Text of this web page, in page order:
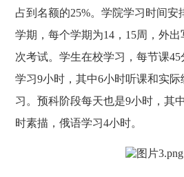
占到名额的25%。学院学习时间安
学期，每个学期为14，15周，外
次考试。学生在校学习，每节课
学习9小时，其中6小时听课和实际
习。预科阶段每天也是9小时，其
时素描，俄语学习4小时。